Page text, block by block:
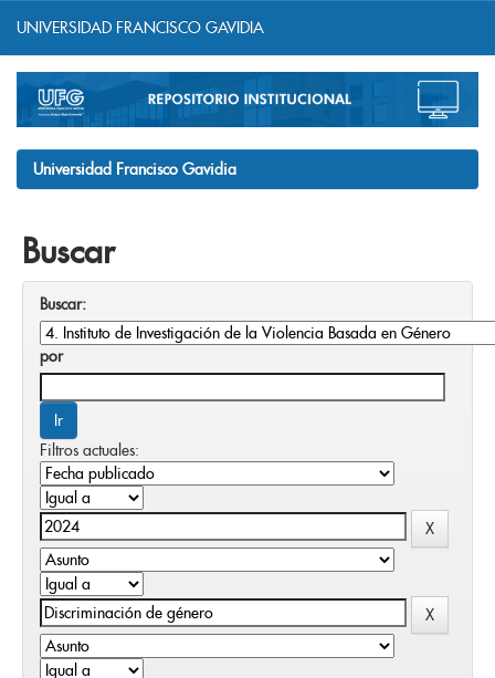
navigation
UNIVERSIDAD FRANCISCO GAVIDIA
Universidad Francisco Gavidia
Buscar
Buscar:
por
Filtros actuales: